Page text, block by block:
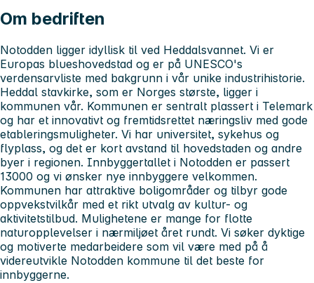
Om bedriften
Notodden ligger idyllisk til ved Heddalsvannet. Vi er
Europas blueshovedstad og er på UNESCO's
verdensarvliste med bakgrunn i vår unike industrihistorie.
Heddal stavkirke, som er Norges største, ligger i
kommunen vår. Kommunen er sentralt plassert i Telemark
og har et innovativt og fremtidsrettet næringsliv med gode
etableringsmuligheter. Vi har universitet, sykehus og
flyplass, og det er kort avstand til hovedstaden og andre
byer i regionen. Innbyggertallet i Notodden er passert
13000 og vi ønsker nye innbyggere velkommen.
Kommunen har attraktive boligområder og tilbyr gode
oppvekstvilkår med et rikt utvalg av kultur- og
aktivitetstilbud. Mulighetene er mange for flotte
naturopplevelser i nærmiljøet året rundt. Vi søker dyktige
og motiverte medarbeidere som vil være med på å
videreutvikle Notodden kommune til det beste for
innbyggerne.